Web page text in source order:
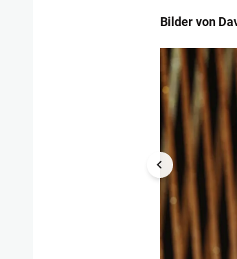
Bilder von
1/12